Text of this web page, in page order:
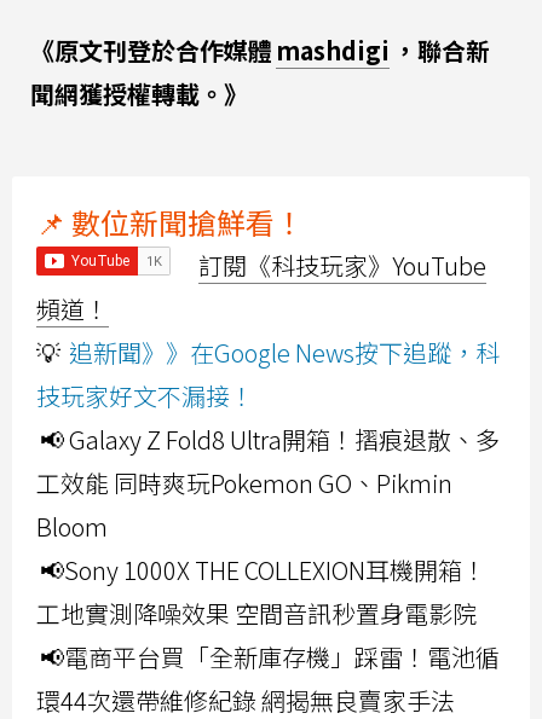
《原文刊登於合作媒體 mashdigi ，聯合新
聞網獲授權轉載。》
📌 數位新聞搶鮮看！
訂閱《科技玩家》YouTube
頻道！
💡 追新聞》》在Google News按下追蹤，科
技玩家好文不漏接！
📢 Galaxy Z Fold8 Ultra開箱！摺痕退散、多
工效能 同時爽玩Pokemon GO、Pikmin
Bloom
📢Sony 1000X THE COLLEXION耳機開箱！
工地實測降噪效果 空間音訊秒置身電影院
📢電商平台買「全新庫存機」踩雷！電池循
環44次還帶維修紀錄 網揭無良賣家手法